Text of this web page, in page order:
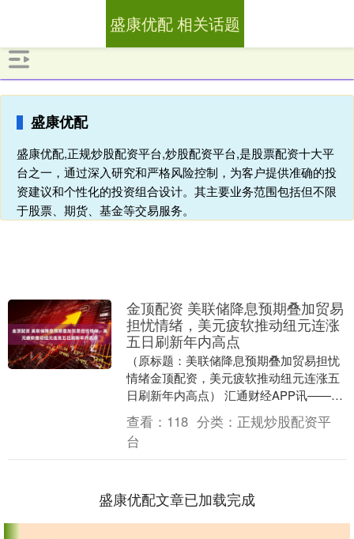
盛康优配
盛康优配,正规炒股配资平台,炒股配资平台,是股票配资十大平
台之一，通过深入研究和严格风险控制，为客户提供准确的投
资建议和个性化的投资组合设计。其主要业务范围包括但不限
于股票、期货、基金等交易服务。
盛康优配 相关话题
金顶配资 美联储降息预期叠加贸易
担忧情绪，美元疲软推动纽元连涨
五日刷新年内高点
（原标题：美联储降息预期叠加贸易担忧
情绪金顶配资，美元疲软推动纽元连涨五
日刷新年内高点） 汇通财经APP讯——周
二亚洲时段，纽元兑美元（NZD/USD）延
续此前....
查看： 118 分类： 正规炒股配资平
台
盛康优配文章已加载完成